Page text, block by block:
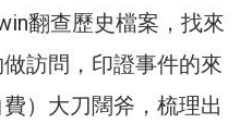
翻查歷史檔案，找來
訪問，印證事件的來
）大刀闊斧，梳理出